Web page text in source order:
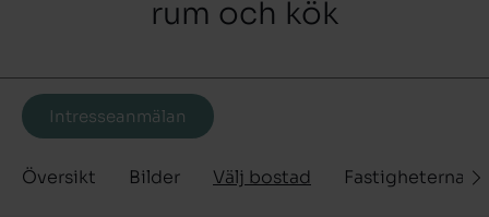
rum och kök
Intresseanmälan
Översikt Bilder Välj bostad Fastigheterna